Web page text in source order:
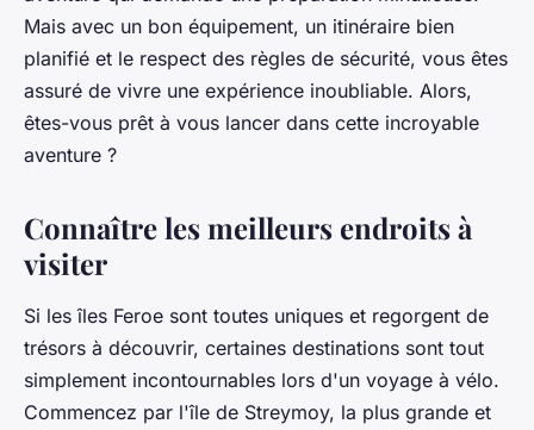
Mais avec un bon équipement, un itinéraire bien
planifié et le respect des règles de sécurité, vous êtes
assuré de vivre une expérience inoubliable. Alors,
êtes-vous prêt à vous lancer dans cette incroyable
aventure ?
Connaître les meilleurs endroits à
visiter
Si les îles Feroe sont toutes uniques et regorgent de
trésors à découvrir, certaines destinations sont tout
simplement incontournables lors d'un voyage à vélo.
Commencez par l'île de Streymoy, la plus grande et